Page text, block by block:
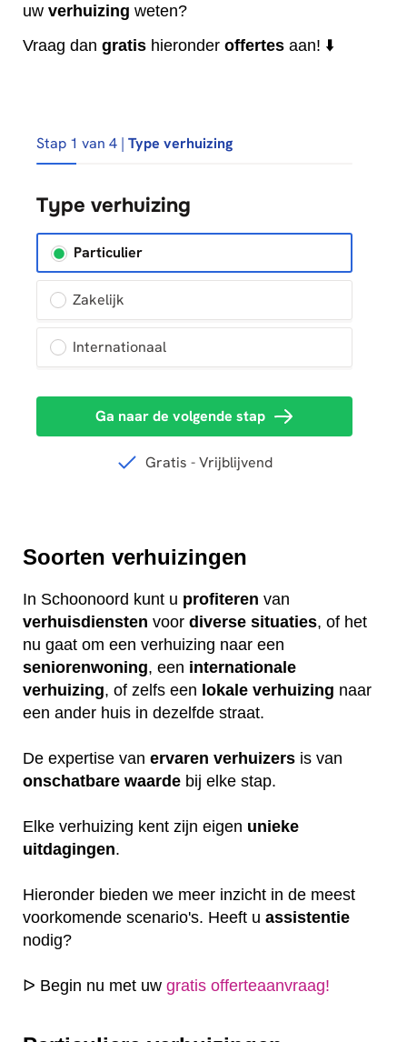
uw verhuizing weten?
Vraag dan gratis hieronder offertes aan! ⬇️
Soorten verhuizingen
In Schoonoord kunt u profiteren van
verhuisdiensten voor diverse situaties, of het
nu gaat om een verhuizing naar een
seniorenwoning, een internationale
verhuizing, of zelfs een lokale verhuizing naar
een ander huis in dezelfde straat.
De expertise van ervaren verhuizers is van
onschatbare waarde bij elke stap.
Elke verhuizing kent zijn eigen unieke
uitdagingen.
Hieronder bieden we meer inzicht in de meest
voorkomende scenario's. Heeft u assistentie
nodig?
ᐅ Begin nu met uw gratis offerteaanvraag!